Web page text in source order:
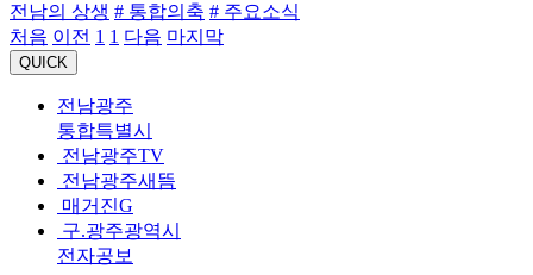
전남의 상생 # 통합의축 # 주요소식
처음 이전 1 1 다음 마지막
QUICK
전남광주
통합특별시
전남광주TV
전남광주새뜸
매거진G
구.광주광역시
전자공보